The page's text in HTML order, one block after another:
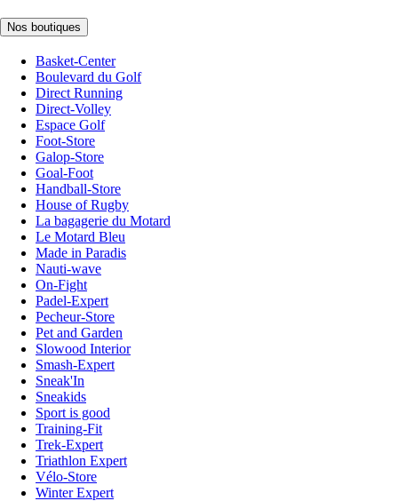
Nos boutiques
Basket-Center
Boulevard du Golf
Direct Running
Direct-Volley
Espace Golf
Foot-Store
Galop-Store
Goal-Foot
Handball-Store
House of Rugby
La bagagerie du Motard
Le Motard Bleu
Made in Paradis
Nauti-wave
On-Fight
Padel-Expert
Pecheur-Store
Pet and Garden
Slowood Interior
Smash-Expert
Sneak'In
Sneakids
Sport is good
Training-Fit
Trek-Expert
Triathlon Expert
Vélo-Store
Winter Expert